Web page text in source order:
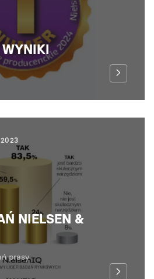
WYNIKI
2023
NIELSEN &
prasy